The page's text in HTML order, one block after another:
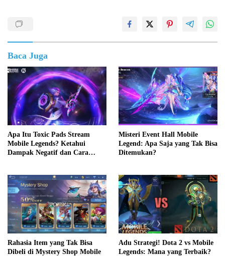
Baca Juga
Apa Itu Toxic Pads Stream
Mobile Legends? Ketahui
Dampak Negatif dan Cara
Misteri Event Hall Mobile
Legend: Apa Saja yang Tak Bisa
Ditemukan?
Rahasia Item yang Tak Bisa
Dibeli di Mystery Shop Mobile
Adu Strategi! Dota 2 vs Mobile
Legends: Mana yang Terbaik?